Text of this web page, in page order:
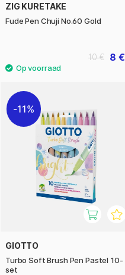
ZIG KURETAKE
Fude Pen Chuji No.60 Gold
8 €
10 €
11%
GIOTTO
Turbo Soft Brush Pen Pastel 10-
set